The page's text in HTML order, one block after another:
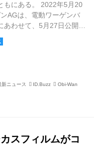
もにある。 2022年5月20
AGは、電動ワーゲンバ
あわせて、5月27日公開の
オビ＝ワン・ケノービ』
展開すると発表した。
』は、ジェダイ・マスタ
ービ」と、その弟子であ
のその後を描くオリジナ
ピソード3／シスの復
ニュース ID.Buzz Obi-Wan
スフィルムがコ